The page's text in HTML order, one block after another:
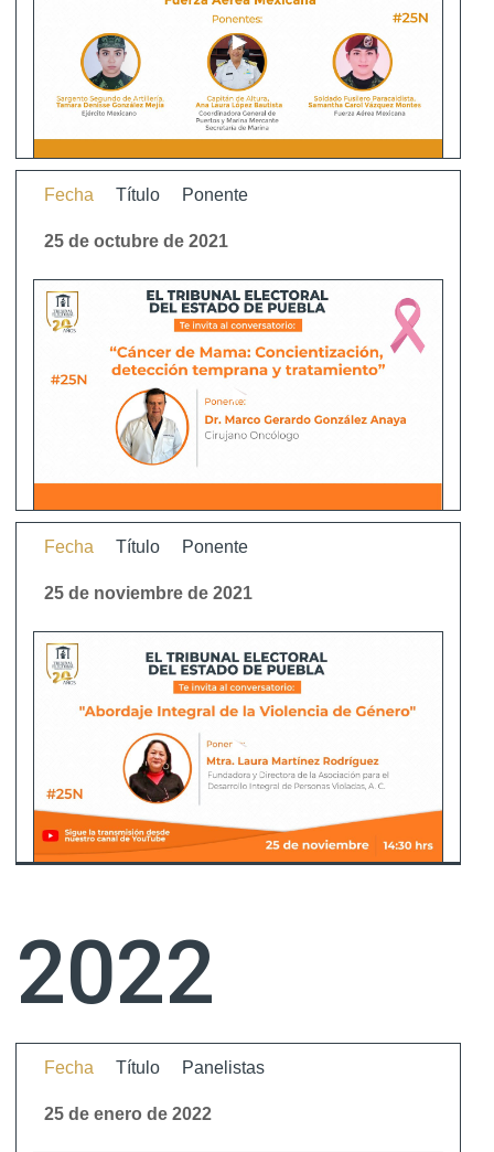
Fecha Título Ponente
25 de octubre de 2021
Fecha Título Ponente
25 de noviembre de 2021
2022
Fecha Título Panelistas
25 de enero de 2022